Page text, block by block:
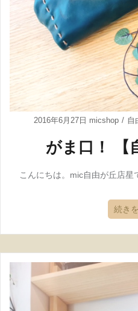
2016年6月27日 micshop 自
がま口！ 【
こんにちは。mic自由が丘店星
続き